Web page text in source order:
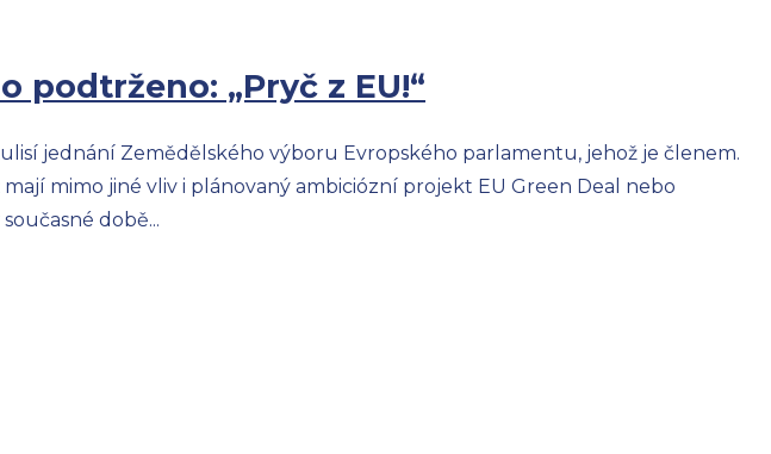
podtrženo: „Pryč z EU!“
jednání Zemědělského výboru Evropského parlamentu, jehož je členem.
mimo jiné vliv i plánovaný ambiciózní projekt EU Green Deal nebo
době...